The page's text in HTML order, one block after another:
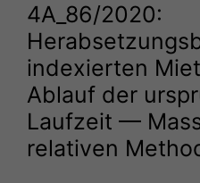
4A_86/2020:
indexierten
Ablauf der
Laufzeit —
relativen